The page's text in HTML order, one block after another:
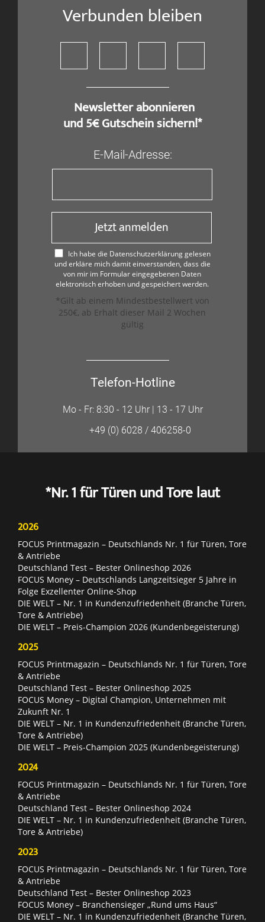
Verbunden bleiben
​ Newsletter abonnieren
und 5€ Gutschein sichern!*
E-Mail-Adresse:
Jetzt anmelden
Ich habe die Datenschutzerklärung gelesen
und erkläre mich damit einverstanden, dass die
von mir im Formular eingegebenen Daten
elektronisch erhoben und gespeichert werden.
*Gilt ab einem Mindestbestellwert von
250€, ab Erhalt dieser Mail 2 Wochen
gültig
Telefon-Hotline
Mo - Fr: 8:30 - 12 Uhr | 13 - 17 Uhr
+49 (0) 6028 / 406258-0
*Nr. 1 für Türen und Tore laut
2026
FOCUS Printmagazin – Deutschlands Nr. 1 für Türen, Tore
& Antriebe
Deutschland Test – Bester Onlineshop 2026
FOCUS Money – Deutschlands Langzeitsieger 5 Jahre in
Folge Exzellenter Online-Shop
DIE WELT – Nr. 1 in Kundenzufriedenheit (Branche Türen,
Tore & Antriebe)
DIE WELT – Preis-Champion 2026 (Kundenbegeisterung)
2025
FOCUS Printmagazin – Deutschlands Nr. 1 für Türen, Tore
& Antriebe
Deutschland Test – Bester Onlineshop 2025
FOCUS Money – Digital Champion, Unternehmen mit
Zukunft Nr. 1
DIE WELT – Nr. 1 in Kundenzufriedenheit (Branche Türen,
Tore & Antriebe)
DIE WELT – Preis-Champion 2025 (Kundenbegeisterung)
2024
FOCUS Printmagazin – Deutschlands Nr. 1 für Türen, Tore
& Antriebe
Deutschland Test – Bester Onlineshop 2024
DIE WELT – Nr. 1 in Kundenzufriedenheit (Branche Türen,
Tore & Antriebe)
2023
FOCUS Printmagazin – Deutschlands Nr. 1 für Türen, Tore
& Antriebe
Deutschland Test – Bester Onlineshop 2023
FOCUS Money – Branchensieger „Rund ums Haus“
DIE WELT – Nr. 1 in Kundenzufriedenheit (Branche Türen,